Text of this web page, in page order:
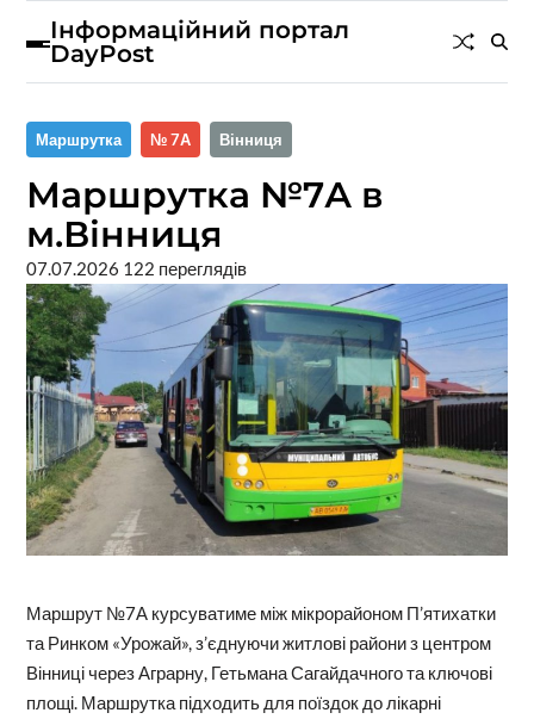
Інформаційний портал
DayPost
Маршрутка № 7А Вінниця
Маршрутка №7А в
м.Вінниця
07.07.2026 122 переглядів
Маршрут №7А курсуватиме між мікрорайоном П’ятихатки
та Ринком «Урожай», з’єднуючи житлові райони з центром
Вінниці через Аграрну, Гетьмана Сагайдачного та ключові
площі. Маршрутка підходить для поїздок до лікарні